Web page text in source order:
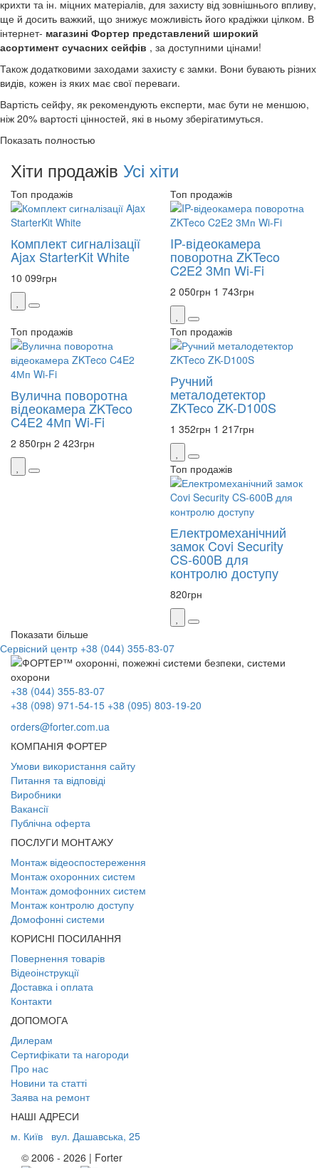
крихти та ін. міцних матеріалів, для захисту від зовнішнього впливу,
ще й досить важкий, що знижує можливість його крадіжки цілком. В
інтернет- магазині Фортер представлений широкий
асортимент сучасних сейфів , за доступними цінами!
Також додатковими заходами захисту є замки. Вони бувають різних
видів, кожен із яких має свої переваги.
Вартість сейфу, як рекомендують експерти, має бути не меншою,
ніж 20% вартості цінностей, які в ньому зберігатимуться.
Показать полностью
Хіти продажів Усі хіти
Топ продажів
Комплект сигналізації
Ajax StarterKit White
10 099грн
Топ продажів
IP-відеокамера
поворотна ZKTeco
C2E2 3Мп Wi-Fi
2 050грн 1 743грн
Топ продажів
Вулична поворотна
відеокамера ZKTeco
C4E2 4Мп Wi-Fi
2 850грн 2 423грн
Топ продажів
Ручний
металодетектор
ZKTeco ZK-D100S
1 352грн 1 217грн
Топ продажів
Електромеханічний
замок Covi Security
CS-600B для
контролю доступу
820грн
Показати більше
Сервісний центр +38 (044) 355-83-07
+38 (044) 355-83-07
+38 (098) 971-54-15 +38 (095) 803-19-20
orders@forter.com.ua
КОМПАНІЯ ФОРТЕР
Умови використання сайту
Питання та відповіді
Виробники
Вакансії
Публічна оферта
ПОСЛУГИ МОНТАЖУ
Монтаж відеоспостереження
Монтаж охоронних систем
Монтаж домофонних систем
Монтаж контролю доступу
Домофонні системи
КОРИСНІ ПОСИЛАННЯ
Повернення товарів
Відеоінструкції
Доставка і оплата
Контакти
ДОПОМОГА
Дилерам
Сертифікати та нагороди
Про нас
Новини та статті
Заява на ремонт
НАШІ АДРЕСИ
м. Київ
вул. Дашавська, 25
© 2006 - 2026 | Forter